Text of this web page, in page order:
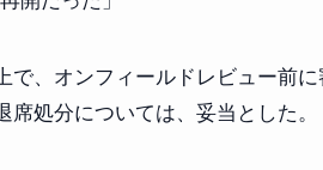
で、オンフィールドレビュー前
席処分については、妥当とした。